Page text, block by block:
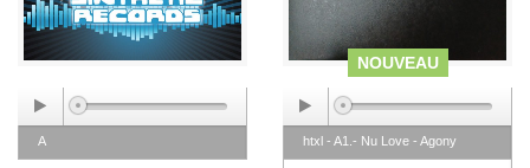
A
NOUVEAU
htxl - A1.- Nu Love - Agony